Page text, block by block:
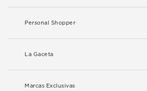
Personal Shopper
La Gaceta
Marcas Exclusivas